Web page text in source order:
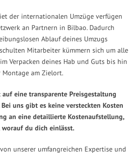
der internationalen Umzüge verfügen
an Partnern in Bilbao. Dadurch
Ablauf deines Umzugs
Mitarbeiter kümmern sich um alle
Verpacken deines Hab und Guts bis hin
am Zielort.
eine transparente Preisgestaltung
uns gibt es keine versteckten Kosten
an eine detaillierte Kostenaufstellung,
du dich einlässt.
unserer umfangreichen Expertise und